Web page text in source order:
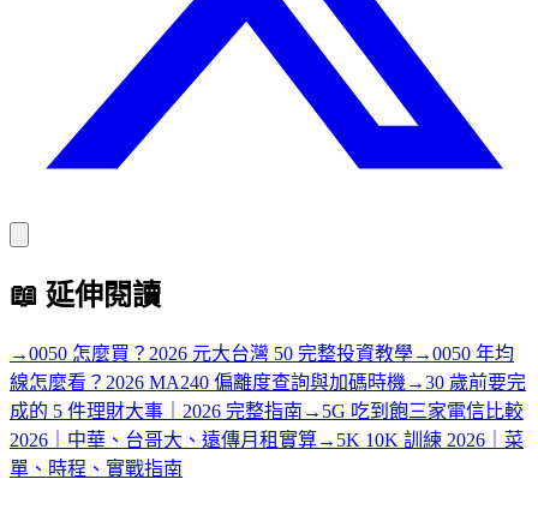
📖 延伸閱讀
→0050 怎麼買？2026 元大台灣 50 完整投資教學→0050 年均
線怎麼看？2026 MA240 偏離度查詢與加碼時機 →30 歲前要完
成的 5 件理財大事｜2026 完整指南 → 5G 吃到飽三家電信比較
2026｜中華、台哥大、遠傳月租實算→ 5K 10K 訓練 2026｜菜
單、時程、實戰指南